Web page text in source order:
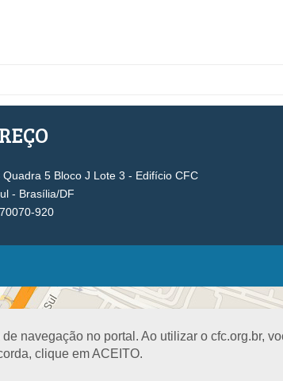
navegação no portal. Ao utilizar o cfc.org.br,
clique em ACEITO.
Quadra 5 Bloco J Lote 3 - Edifício CFC
- Brasília/DF
920
VICE-PRESIDÊNCIAS
Administrativa
Controle Interno
Desenvolvimento Profissional